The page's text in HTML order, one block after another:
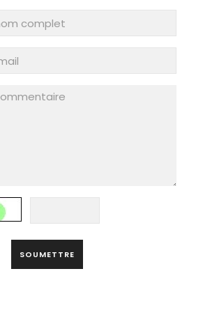
SOUMETTRE